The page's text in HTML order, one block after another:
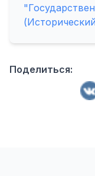
Поделиться: